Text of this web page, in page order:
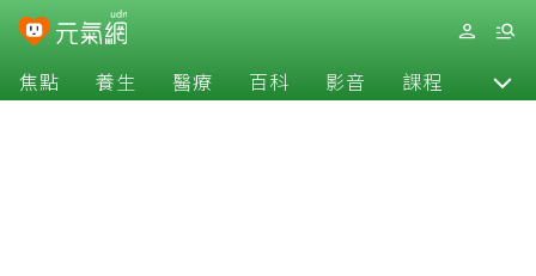
焦點 養生 醫療 百科 影音 課程 退休